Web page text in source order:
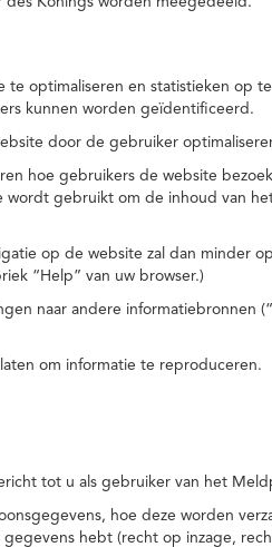
optimaliseren en statistieken op
kunnen worden geïdentificeerd.
door de gebruiker
hoe gebruikers de website
wordt gebruikt om de inhoud van
op de website zal dan minder
“Help” van uw browser.)
naar andere informatiebronnen
om informatie te reproduceren.
tot u als gebruiker van het
hoe deze worden
hebt (recht op inzage,